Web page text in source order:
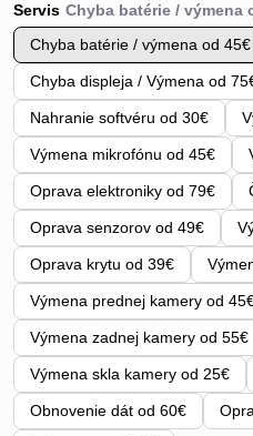
Servis
Chyba batérie / výmena od 45€
Chyba displeja / Výmena od
Nahranie softvéru od 30€
Výmena mikrofónu od 45€
Oprava elektroniky od 79€
Oprava senzorov od 49€
Oprava krytu od 39€
Výmena prednej kamery od
Výmena zadnej kamery od 55€
Výmena skla kamery od 25€
Obnovenie dát od 60€